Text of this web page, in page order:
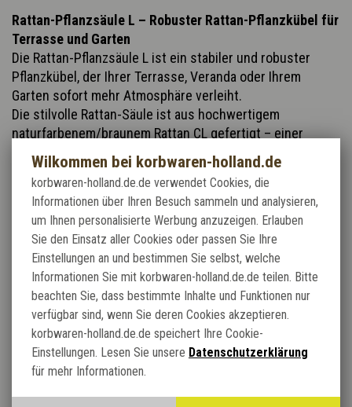
Rattan-Pflanzsäule L – Robuster Rattan-Pflanzkübel für
Terrasse und Garten
Die Rattan-Pflanzsäule L ist ein stabiler und robuster
Pflanzkübel, der Ihrer Terrasse, Veranda oder Ihrem
Garten sofort mehr Atmosphäre verleiht.
Die stilvolle Rattan-Säule ist aus hochwertigem
naturfarbenem/braunem Rattan CL gefertigt – einer
besonders dicken und starken Rattanart, die für ihre
Langlebigkeit und ihr natürliches Aussehen bekannt ist.
Abmessungen Rattan-Pflanzsäule L
Die Innenmaße dieses Rattan-Pflanzgefäßes sind:
- Durchmesser unten: 46 cm
- Durchmesser oben: 61 cm
- Höhe: 102 cm
- Gewicht: ca. 19 kg
Auch in Größe M erhältlich: Durchmesser 46/61, Höhe 86
Artikelcode BSK000017
Wilkommen bei korbwaren-holland.de
korbwaren-holland.de.de verwendet Cookies, die
Informationen über Ihren Besuch sammeln und analysieren,
um Ihnen personalisierte Werbung anzuzeigen. Erlauben
Sie den Einsatz aller Cookies oder passen Sie Ihre
Einstellungen an und bestimmen Sie selbst, welche
Informationen Sie mit korbwaren-holland.de.de teilen. Bitte
beachten Sie, dass bestimmte Inhalte und Funktionen nur
verfügbar sind, wenn Sie deren Cookies akzeptieren.
korbwaren-holland.de.de speichert Ihre Cookie-
Einstellungen. Lesen Sie unsere Datenschutzerklärung
für mehr Informationen.